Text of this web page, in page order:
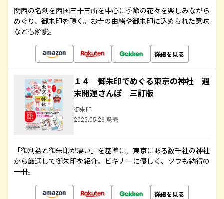
関西の名刹を西国三十三所を中心に季節の花々を楽しみながら
めぐり、御朱印を頂く。お寺の由緒や御朱印に込められた意味
なども解説。
詳細を見る
１４ 御朱印でめぐる東京の神社 週
末開運さんぽ 三訂版
御朱印
2025.05.26 発売
「御利益と御朱印が凄い」を基準に、東京にある数千社の神社
から厳選して御朱印を紹介。ビギナーに優しく、ツウも納得の
一冊。
詳細を見る